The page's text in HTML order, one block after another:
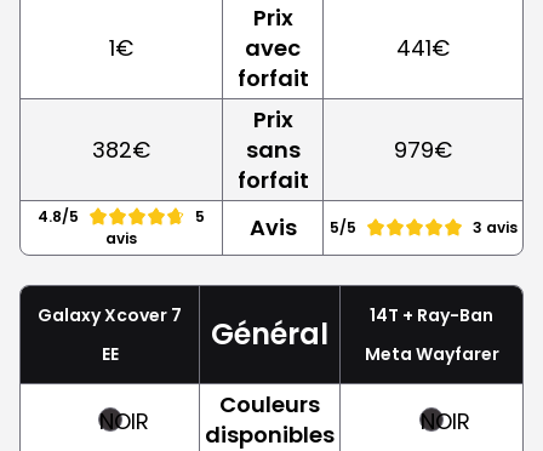
1€
Prix
avec
forfait
441€
382€
Prix
sans
forfait
979€
4.8/5
5
avis
Avis 5/5 3 avis
Galaxy Xcover 7
EE
Général
14T + Ray-Ban
Meta Wayfarer
NOIR
Couleurs
disponibles
NOIR